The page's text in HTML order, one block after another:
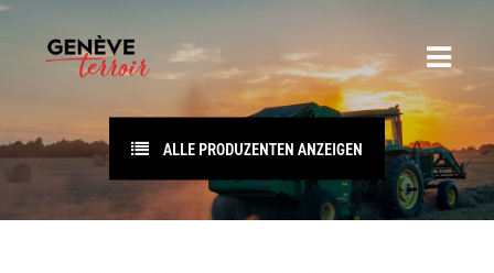
ALLE PRODUZENTEN ANZEIGEN